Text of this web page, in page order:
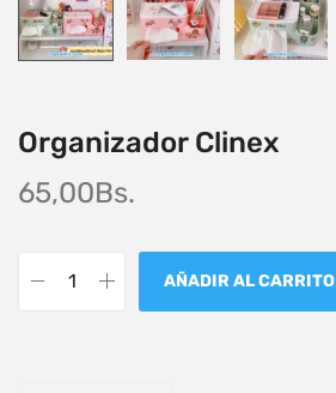
Organizador Clinex
65,00Bs.
AÑADIR AL CARRITO